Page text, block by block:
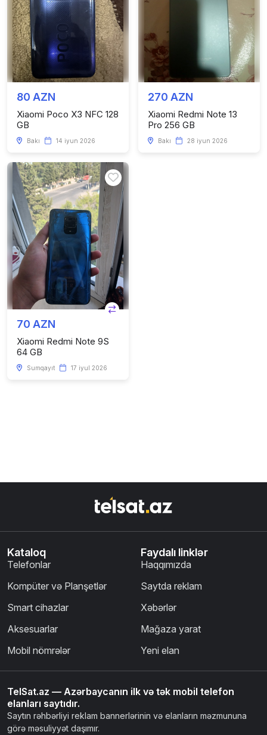
80 AZN
Xiaomi Poco X3 NFC 128
GB
Bakı 14 iyun 2026
270 AZN
Xiaomi Redmi Note 13
Pro 256 GB
Bakı 28 iyun 2026
70 AZN
Xiaomi Redmi Note 9S
64 GB
Sumqayıt 17 iyul 2026
Kataloq
Telefonlar
Kompüter və Planşetlər
Smart cihazlar
Aksesuarlar
Mobil nömrələr
Faydalı linklər
Haqqımızda
Saytda reklam
Xəbərlər
Mağaza yarat
Yeni elan
TelSat.az — Azərbaycanın ilk və tək mobil telefon
elanları saytıdır.
Saytın rəhbərliyi reklam bannerlərinin və elanların məzmununa
görə məsuliyyət daşımır.